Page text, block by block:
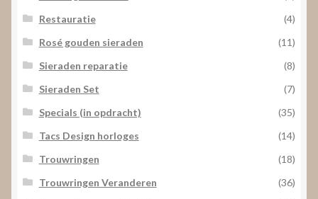
Restauratie
(4)
Rosé gouden sieraden
(11)
Sieraden reparatie
(8)
Sieraden Set
(7)
Specials (in opdracht)
(35)
Tacs Design horloges
(14)
Trouwringen
(18)
Trouwringen Veranderen
(36)